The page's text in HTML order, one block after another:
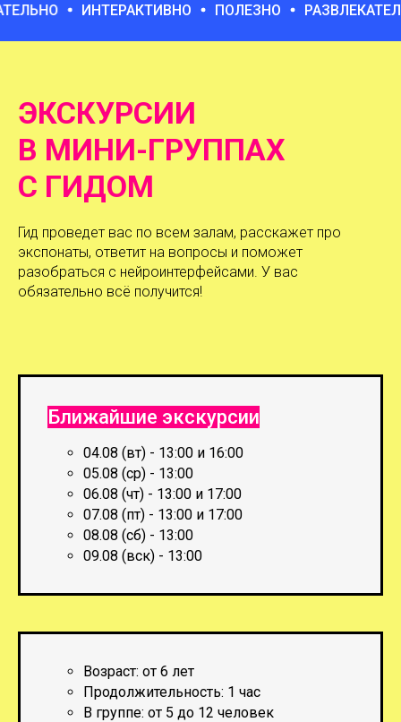
ИНТЕРАКТИВНО ПОЛЕЗНО РАЗВЛЕКАТЕЛЬНО
ЭКСКУРСИИ
В МИНИ-ГРУППАХ
С ГИДОМ
Гид проведет вас по всем залам, расскажет про
экспонаты, ответит на вопросы и поможет
разобраться с нейроинтерфейсами. У вас
обязательно всё получится!
Ближайшие экскурсии
04.08 (вт) - 13:00 и 16:00
05.08 (ср) - 13:00
06.08 (чт) - 13:00 и 17:00
07.08 (пт) - 13:00 и 17:00
08.08 (сб) - 13:00
09.08 (вск) - 13:00
Возраст: от 6 лет
Продолжительность: 1 час
В группе: от 5 до 12 человек